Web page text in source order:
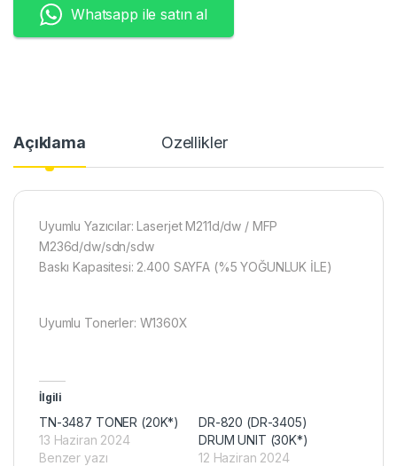
Whatsapp ile satın al
Açıklama Özellikler
Uyumlu Yazıcılar: Laserjet M211d/dw / MFP
M236d/dw/sdn/sdw
Baskı Kapasitesi: 2.400 SAYFA (%5 YOĞUNLUK İLE)
Uyumlu Tonerler: W1360X
İlgili
TN-3487 TONER (20K*)
13 Haziran 2024
Benzer yazı
DR-820 (DR-3405)
DRUM UNIT (30K*)
12 Haziran 2024